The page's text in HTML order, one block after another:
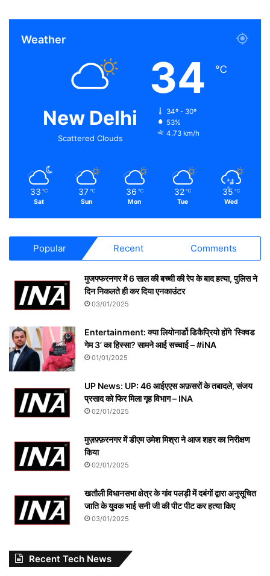
Weather
New Delhi
Scattered Clouds
34 ℃
34º - 30º
53%
4.73 km/h
33 ℃
Sat
37 ℃
Sun
36 ℃
Mon
32 ℃
Tue
35 ℃
Wed
Popular Recent Comments
मुजफ्फरनगर में 6 साल की बच्ची की रेप के बाद हत्या, पुलिस ने
दिन निकलते ही कर दिया एनकाउंटर
03/01/2025
Entertainment: क्या लियोनार्डो डिकैप्रियो होंगे ‘स्क्विड
गेम 3’ का हिस्सा? सामने आई सच्चाई – #iNA
01/01/2025
UP News: UP: 46 आईएएस अफ़सरों के तबादले, संजय
प्रसाद को फिर मिला गृह विभाग – INA
02/01/2025
मुज़फ़्फ़रनगर में डीएम उमेश मिश्रा ने आज शहर का निरीक्षण
किया
02/01/2025
खतौली विधानसभा क्षेत्र के गांव पलड़ी में दबंगों द्वारा अनुसूचित
जाति के युवक भाई सनी जी की पीट पीट कर हत्या किए
03/01/2025
Recent Tech News